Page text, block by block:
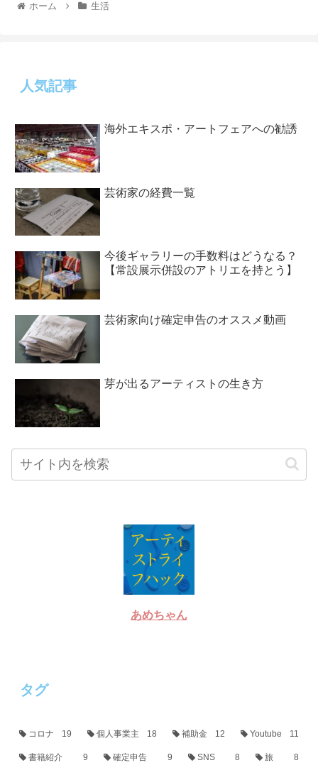
ホーム 生活
人気記事
海外エキスポ・アートフェアへの勧誘
芸術家の経費一覧
今後ギャラリーの手数料はどうなる？
【常設展示併設のアトリエを持とう】
芸術家向け確定申告のオススメ動画
芽が出るアーティストの生き方
あめちゃん
タグ
コロナ 19 個人事業主 18 補助金 12 Youtube 11
書籍紹介 9 確定申告 9 SNS 8 旅 8